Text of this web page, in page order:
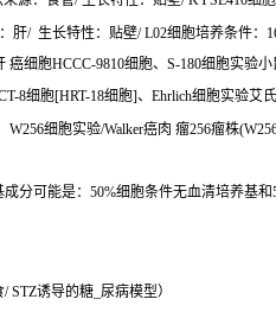
肝/ 生长特性：贴壁/ L02细胞培养条件：
癌细胞HCCC-9810细胞、S-180细胞实验
8细胞[HRT-18细胞]、Ehrlich细胞实验艾
W256细胞实验/Walker癌肉 瘤256瘤株
分可能是：50%细胞条件无血清培养基
诱导的糖_尿病模型）